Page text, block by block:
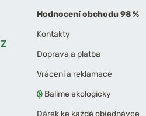
Hodnocení obchodu 98 %
Kontakty
Doprava a platba
Vrácení a reklamace
Balíme ekologicky